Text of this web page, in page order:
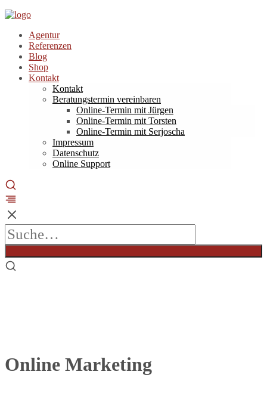
Agentur
Referenzen
Blog
Shop
Kontakt
Kontakt
Beratungstermin vereinbaren
Online-Termin mit Jürgen
Online-Termin mit Torsten
Online-Termin mit Serjoscha
Impressum
Datenschutz
Online Support
Online Marketing